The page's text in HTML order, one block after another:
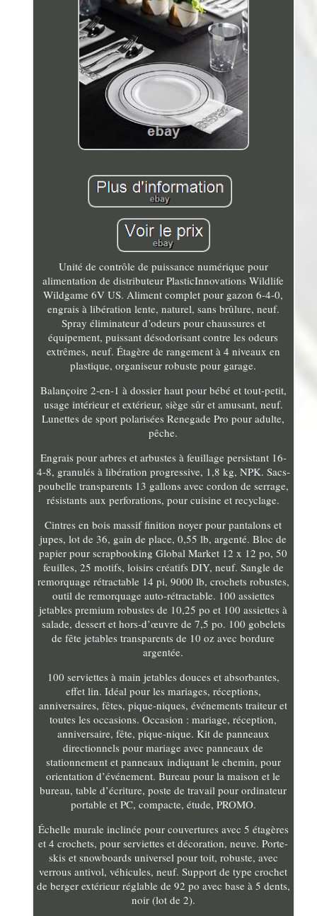
Unité de contrôle de puissance numérique pour
alimentation de distributeur PlasticInnovations Wildlife
Wildgame 6V US. Aliment complet pour gazon 6-4-0,
engrais à libération lente, naturel, sans brûlure, neuf.
Spray éliminateur d’odeurs pour chaussures et
équipement, puissant désodorisant contre les odeurs
extrêmes, neuf. Étagère de rangement à 4 niveaux en
plastique, organiseur robuste pour garage.
Balançoire 2-en-1 à dossier haut pour bébé et tout-petit,
usage intérieur et extérieur, siège sûr et amusant, neuf.
Lunettes de sport polarisées Renegade Pro pour adulte,
pêche.
Engrais pour arbres et arbustes à feuillage persistant 16-
4-8, granulés à libération progressive, 1,8 kg, NPK. Sacs-
poubelle transparents 13 gallons avec cordon de serrage,
résistants aux perforations, pour cuisine et recyclage.
Cintres en bois massif finition noyer pour pantalons et
jupes, lot de 36, gain de place, 0,55 lb, argenté. Bloc de
papier pour scrapbooking Global Market 12 x 12 po, 50
feuilles, 25 motifs, loisirs créatifs DIY, neuf. Sangle de
remorquage rétractable 14 pi, 9000 lb, crochets robustes,
outil de remorquage auto-rétractable. 100 assiettes
jetables premium robustes de 10,25 po et 100 assiettes à
salade, dessert et hors-d’œuvre de 7,5 po. 100 gobelets
de fête jetables transparents de 10 oz avec bordure
argentée.
100 serviettes à main jetables douces et absorbantes,
effet lin. Idéal pour les mariages, réceptions,
anniversaires, fêtes, pique-niques, événements traiteur et
toutes les occasions. Occasion : mariage, réception,
anniversaire, fête, pique-nique. Kit de panneaux
directionnels pour mariage avec panneaux de
stationnement et panneaux indiquant le chemin, pour
orientation d’événement. Bureau pour la maison et le
bureau, table d’écriture, poste de travail pour ordinateur
portable et PC, compacte, étude, PROMO.
Échelle murale inclinée pour couvertures avec 5 étagères
et 4 crochets, pour serviettes et décoration, neuve. Porte-
skis et snowboards universel pour toit, robuste, avec
verrous antivol, véhicules, neuf. Support de type crochet
de berger extérieur réglable de 92 po avec base à 5 dents,
noir (lot de 2).